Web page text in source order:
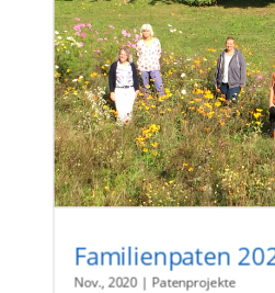
Familienpaten
Nov., 2020| Patenprojekte